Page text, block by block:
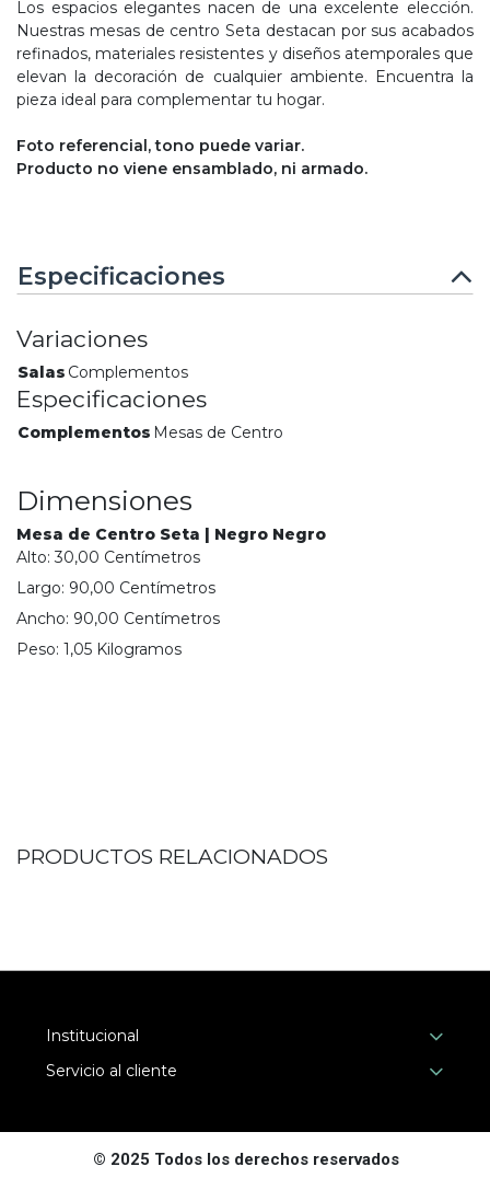
Los espacios elegantes nacen de una excelente elección.
Nuestras mesas de centro Seta destacan por sus acabados
refinados, materiales resistentes y diseños atemporales que
elevan la decoración de cualquier ambiente. Encuentra la
pieza ideal para complementar tu hogar.
Foto referencial, tono puede variar.
Producto no viene ensamblado, ni armado.
Especificaciones
Variaciones
Salas Complementos
Especificaciones
Complementos Mesas de Centro
Dimensiones
Mesa de Centro Seta | Negro Negro
Alto:30,00 Centímetros
Largo: 90,00 Centímetros
Ancho: 90,00 Centímetros
Peso: 1,05 Kilogramos
PRODUCTOS RELACIONADOS
Institucional
Servicio al cliente
© 2025 Todos los derechos reservados